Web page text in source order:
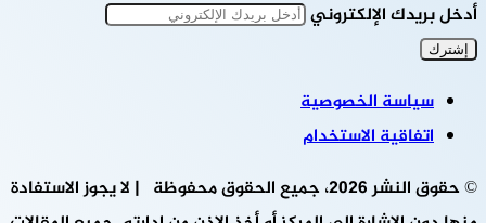
أدخل بريدك الإلكتروني
سياسة الخصوصية
اتفاقية الاستخدام
© حقوق النشر 2026، جميع الحقوق محفوظة | لا يجوز الاستفادة